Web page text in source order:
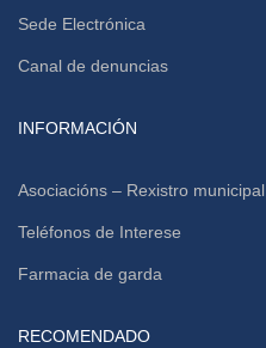
Sede Electrónica
Canal de denuncias
INFORMACIÓN
Asociacións – Rexistro municipal
Teléfonos de Interese
Farmacia de garda
RECOMENDADO